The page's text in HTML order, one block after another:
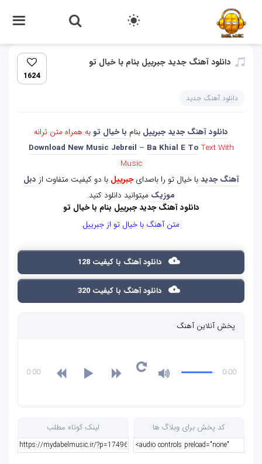
دانلود آهنگ جدید جبرییل بنام با خیال تو
1624
دانلود آهنگ جدید
دانلود آهنگ جدید جبرییل بنام با خیال تو به همراه متن ترانه
Download New Music ​Jebreil – Ba Khial E To Text With
Music
آهنگ جدید با خیال تو را باصدایجبرییل با دو کیفیت متفاوت از دبل
موزیک میتوانید دانلود کنید.
دانلود آهنگ جدید جبرییل بنام با خیال تو
متن آهنگ با خیال تو از جبرییل
دانلود آهنگ با کیفیت 128
دانلود آهنگ با کیفیت 320
پخش آنلاین آهنگ
0:00
0:00
کد پخش برای وبلاگ ها لینک کوتاه مطلب